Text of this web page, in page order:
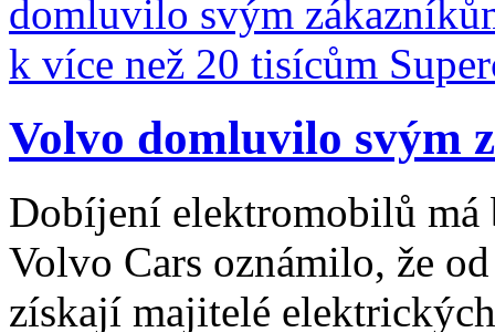
Volvo domluvilo svým
Dobíjení elektromobilů má
Volvo Cars oznámilo, že
získají majitelé